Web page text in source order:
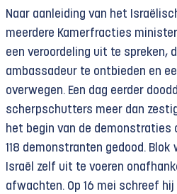
Naar aanleiding van het
meerdere Kamerfracties
een veroordeling uit te spreken,
ambassadeur te ontbieden en
overwegen. Een dag eerder
scherpschutters meer dan
het begin van de demonstraties
118 demonstranten gedood.
Israël zelf uit te voeren
afwachten. Op 16 mei schreef hij